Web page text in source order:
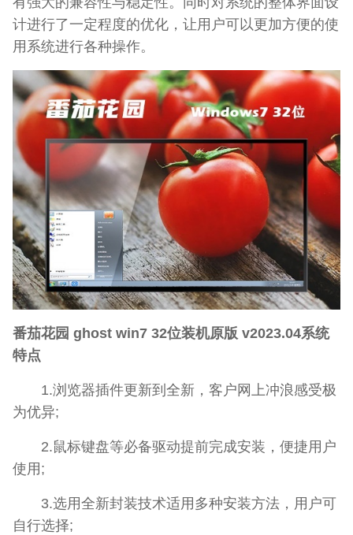
计进行了一定程度的优化，让用户可以更加方便的使
用系统进行各种操作。
番茄花园 ghost win7 32位装机原版 v2023.04系统
特点
1.浏览器插件更新到全新，客户网上冲浪感受极
为优异;
2.鼠标键盘等必备驱动提前完成安装，便捷用户
使用;
3.选用全新封装技术适用多种安装方法，用户可
自行选择;